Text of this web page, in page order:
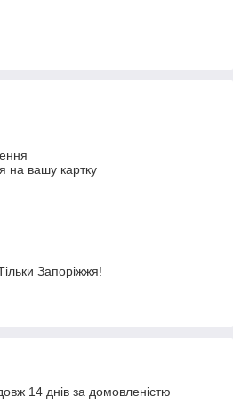
на вашу картку
Запоріжжя!
14 днів за домовленістю